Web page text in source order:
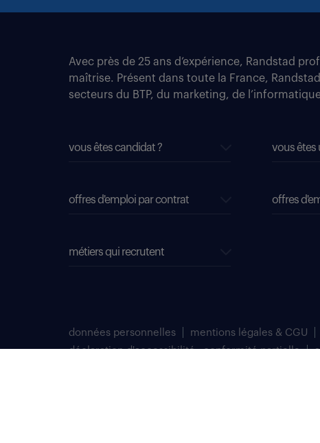
Avec près de 25 ans d’expérience, Randstad
maîtrise. Présent dans toute la France,
secteurs du BTP, du marketing, de
vous êtes candidat ? vous êtes
offres d'emploi par contrat offres
métiers qui recrutent
données personnelles mentions légales & CGU
déclaration d'accessibilité : conformité partielle